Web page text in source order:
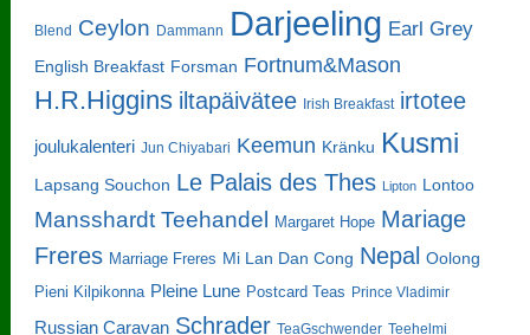
Blend Ceylon Dammann Darjeeling Earl Grey
English Breakfast Forsman Fortnum&Mason
H.R.Higgins iltapäivätee Irish Breakfast irtotee
joulukalenteri Jun Chiyabari Keemun Kränku Kusmi
Lapsang Souchon Le Palais des Thes Lipton Lontoo
Mansshardt Teehandel Margaret Hope Mariage
Freres Marriage Freres Mi Lan Dan Cong Nepal Oolong
Pieni Kilpikonna Pleine Lune Postcard Teas Prince Vladimir
Russian Caravan Schrader TeaGschwender Teehelmi